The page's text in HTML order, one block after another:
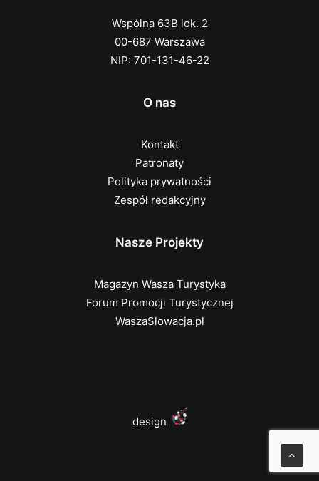
Wspólna 63B lok. 2
00-687 Warszawa
NIP: 701-131-46-22
O nas
Kontakt
Patronaty
Polityka prywatności
Zespół redakcyjny
Nasze Projekty
Magazyn Wasza Turystyka
Forum Promocji Turystycznej
WaszaSlowacja.pl
design